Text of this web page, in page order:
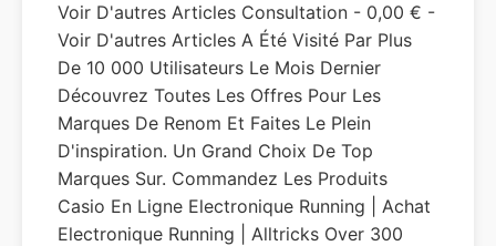
Voir D'autres Articles Consultation - 0,00 € -
Voir D'autres Articles A Été Visité Par Plus
De 10 000 Utilisateurs Le Mois Dernier
Découvrez Toutes Les Offres Pour Les
Marques De Renom Et Faites Le Plein
D'inspiration. Un Grand Choix De Top
Marques Sur. Commandez Les Produits
Casio En Ligne Electronique Running | Achat
Electronique Running | Alltricks Over 300